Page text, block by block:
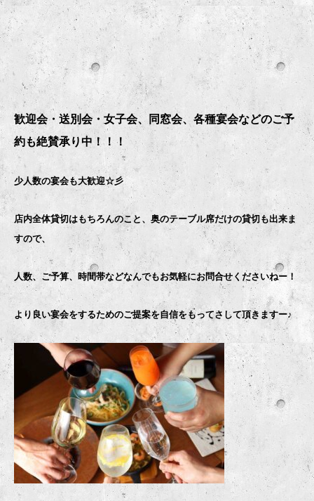
歓迎会・送別会・女子会、同窓会、各種宴会などのご予
約も絶賛承り中！！！
少人数の宴会も大歓迎☆彡
店内全体貸切はもちろんのこと、奥のテーブル席だけの貸切も出来ま
すので、
人数、ご予算、時間帯などなんでもお気軽にお問合せくださいねー！
より良い宴会をするためのご提案を自信をもってさして頂きますー♪